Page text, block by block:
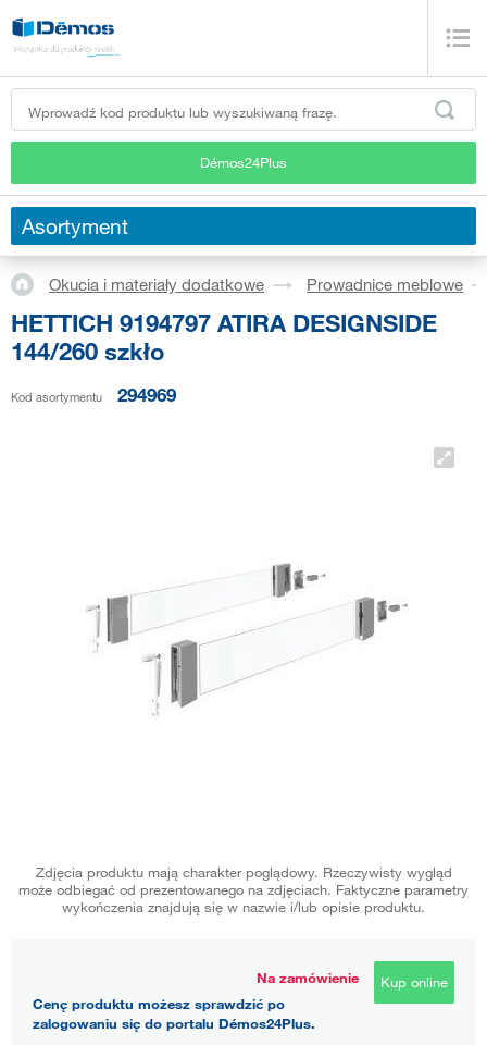
Démos24Plus
Asortyment
Okucia i materiały dodatkowe Prowadnice meblowe
HETTICH 9194797 ATIRA DESIGNSIDE
144/260 szkło
Kod asortymentu 294969
Zdjęcia produktu mają charakter poglądowy. Rzeczywisty wygląd
może odbiegać od prezentowanego na zdjęciach. Faktyczne parametry
wykończenia znajdują się w nazwie i/lub opisie produktu.
Na zamówienie
Cenę produktu możesz sprawdzić po
zalogowaniu się do portalu Démos24Plus.
Kup online